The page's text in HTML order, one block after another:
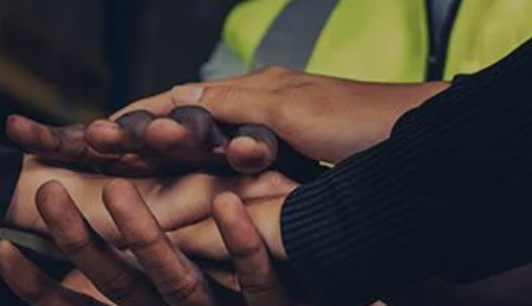
НОВОСТИ И СТАТЬИ
КОДЕКС ЭТИКИ